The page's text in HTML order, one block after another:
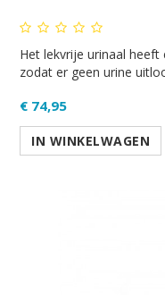
Het lekvrije urinaal
zodat er geen urine
€ 74,95
IN WINKELWAGEN